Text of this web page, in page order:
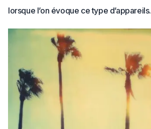
lorsque l’on évoque ce type d’appareils.